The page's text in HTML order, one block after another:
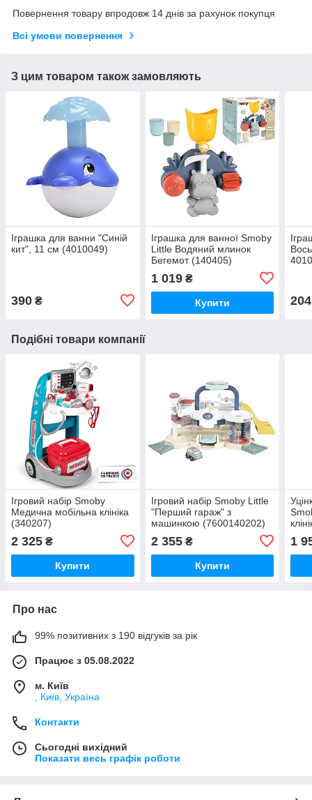
Повернення товару впродовж 14 днів за рахунок покупця
Всі умови повернення
З цим товаром також замовляють
Іграшка для ванни "Синiй
кит", 11 см (4010049)
390 ₴
Іграшка для ванної Smoby
Little Водяний млинок
Бегемот (140405)
1 019₴
Купити 204
Подібні товари компанії
Ігровий набір Smoby
Медична мобільна клініка
(340207)
2 325 ₴
Купити
Ігровий набiр Smoby Little
"Перший гараж" з
машинкою (7600140202)
2 355₴
Купити
1
Про нас
99% позитивних з 190 відгуків за рік
Працює з 05.08.2022
м. Київ
, Київ, Україна
Контакти
Сьогодні вихідний
Показати весь графік роботи